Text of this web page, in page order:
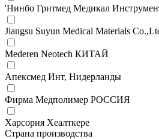
'Нинбо Гритмед Медикал
Jiangsu Suyun Medical Materials
Mederen Neotech КИТАЙ
Апексмед Инт, Нидерланды
Фирма Медполимер РОССИЯ
Харсория Хеалткере
Страна производства